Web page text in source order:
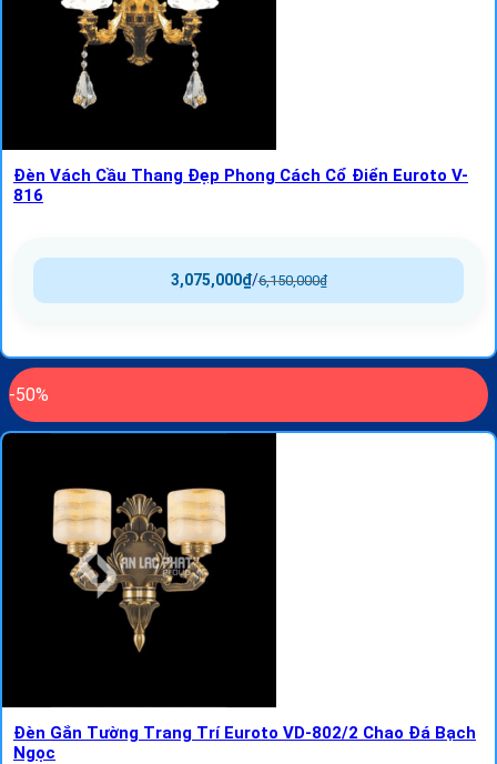
Đèn Vách Cầu Thang Đẹp Phong Cách Cổ Điển Euroto V-
816
6,150,000₫
/
3,075,000₫
-50%
Đèn Gắn Tường Trang Trí Euroto VD-802/2 Chao Đá Bạch
Ngọc